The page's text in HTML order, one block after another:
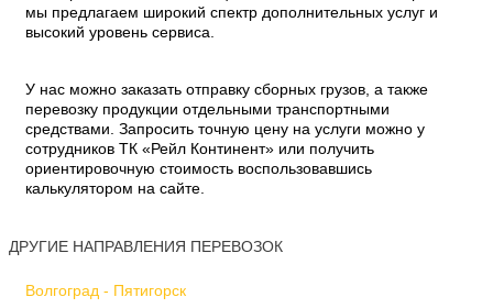
мы предлагаем широкий спектр дополнительных услуг и
высокий уровень сервиса.
У нас можно заказать отправку сборных грузов, а также
перевозку продукции отдельными транспортными
средствами. Запросить точную цену на услуги можно у
сотрудников ТК «Рейл Континент» или получить
ориентировочную стоимость воспользовавшись
калькулятором на сайте.
ДРУГИЕ НАПРАВЛЕНИЯ ПЕРЕВОЗОК
Волгоград - Пятигорск